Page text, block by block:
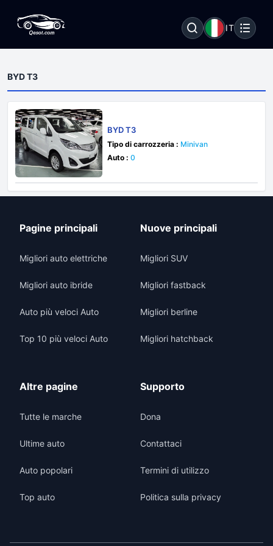
IT
BYD T3
BYD T3
Tipo di carrozzeria : Minivan
Auto : 0
Pagine principali
Migliori auto elettriche
Migliori auto ibride
Auto più veloci Auto
Top 10 più veloci Auto
Nuove principali
Migliori SUV
Migliori fastback
Migliori berline
Migliori hatchback
Altre pagine
Tutte le marche
Ultime auto
Auto popolari
Top auto
Supporto
Dona
Contattaci
Termini di utilizzo
Politica sulla privacy